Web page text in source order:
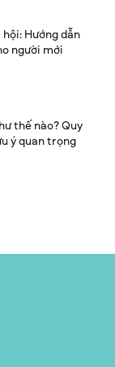
Hướng dẫn
người mới
thế nào? Quy
ý quan trọng